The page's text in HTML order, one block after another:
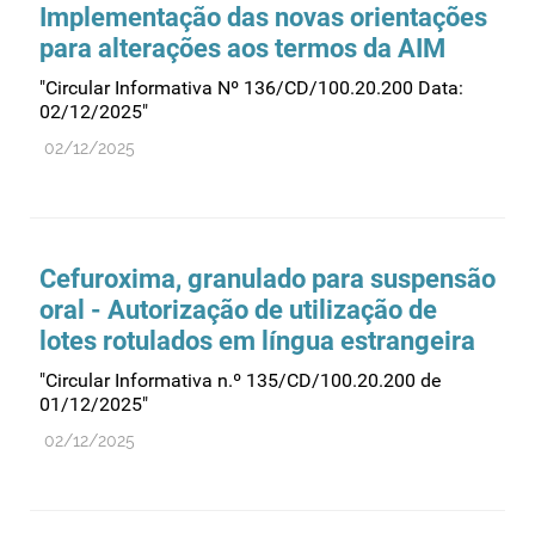
Tecnologias da saúde
Vigilância de cosméticos
Vigilância de dispositivos médicos
Implementação das novas orientações
para alterações aos termos da AIM
"Circular Informativa Nº 136/CD/100.20.200 Data:
02/12/2025"
02/12/2025
Cefuroxima, granulado para suspensão
oral - Autorização de utilização de
lotes rotulados em língua estrangeira
"Circular Informativa n.º 135/CD/100.20.200 de
01/12/2025"
02/12/2025